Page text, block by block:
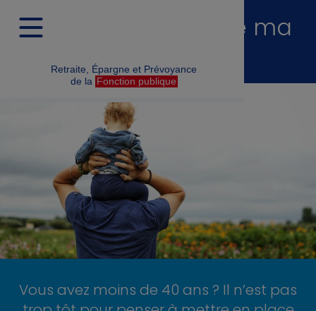
Retraite, Épargne et Prévoyance
de la Fonction publique
À plus de 25 ans de ma
Vous avez moins de 40 ans ? Il n’est pas